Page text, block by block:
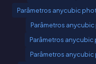
Parâmetros anycubic
Parâmetros
Parâmetros
Parâmetros